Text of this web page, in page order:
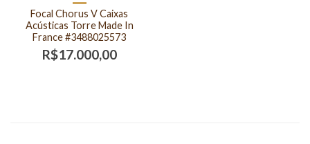
Focal Chorus V Caixas
Acústicas Torre Made In
France #3488025573
R$17.000,00